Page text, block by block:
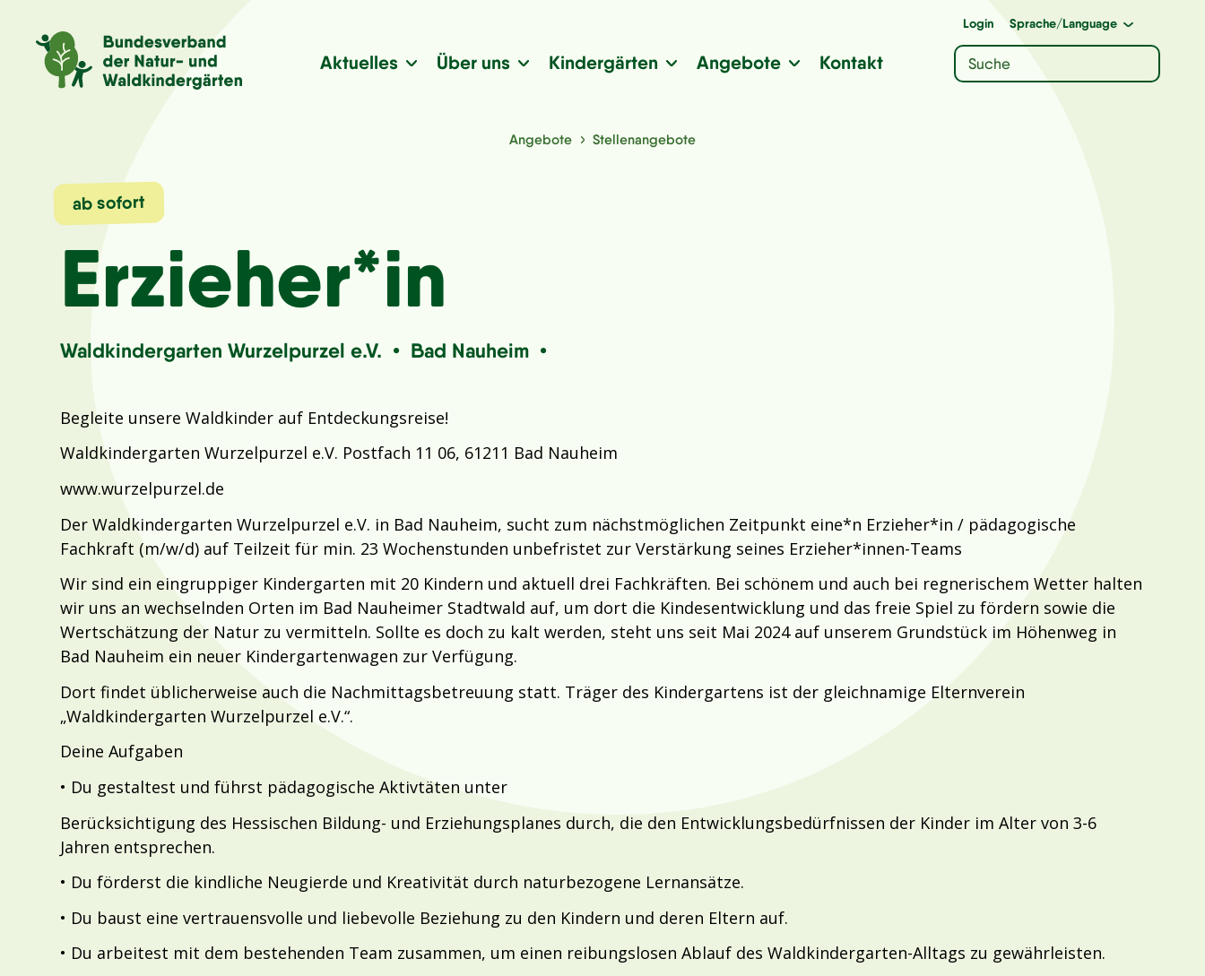
Login Sprache/Language
Aktuelles Über uns Kindergärten Angebote Kontakt
Angebote Stellenangebote
ab sofort
Erzieher*in
Waldkindergarten Wurzelpurzel e.V. • Bad Nauheim •
Begleite unsere Waldkinder auf Entdeckungsreise!
Waldkindergarten Wurzelpurzel e.V. Postfach 11 06, 61211 Bad Nauheim
www.wurzelpurzel.de
Der Waldkindergarten Wurzelpurzel e.V. in Bad Nauheim, sucht zum nächstmöglichen Zeitpunkt eine*n Erzieher*in / pädagogische
Fachkraft (m/w/d) auf Teilzeit für min. 23 Wochenstunden unbefristet zur Verstärkung seines Erzieher*innen-Teams
Wir sind ein eingruppiger Kindergarten mit 20 Kindern und aktuell drei Fachkräften. Bei schönem und auch bei regnerischem Wetter halten
wir uns an wechselnden Orten im Bad Nauheimer Stadtwald auf, um dort die Kindesentwicklung und das freie Spiel zu fördern sowie die
Wertschätzung der Natur zu vermitteln. Sollte es doch zu kalt werden, steht uns seit Mai 2024 auf unserem Grundstück im Höhenweg in
Bad Nauheim ein neuer Kindergartenwagen zur Verfügung.
Dort findet üblicherweise auch die Nachmittagsbetreuung statt. Träger des Kindergartens ist der gleichnamige Elternverein
„Waldkindergarten Wurzelpurzel e.V.“.
Deine Aufgaben
• Du gestaltest und führst pädagogische Aktivtäten unter
Berücksichtigung des Hessischen Bildung- und Erziehungsplanes durch, die den Entwicklungsbedürfnissen der Kinder im Alter von 3-6
Jahren entsprechen.
• Du förderst die kindliche Neugierde und Kreativität durch naturbezogene Lernansätze.
• Du baust eine vertrauensvolle und liebevolle Beziehung zu den Kindern und deren Eltern auf.
• Du arbeitest mit dem bestehenden Team zusammen, um einen reibungslosen Ablauf des Waldkindergarten-Alltags zu gewährleisten.